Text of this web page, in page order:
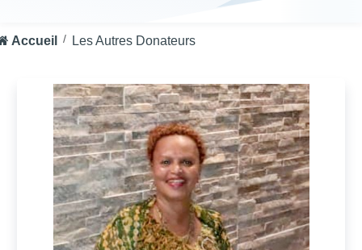
Accueil Les Autres Donateurs